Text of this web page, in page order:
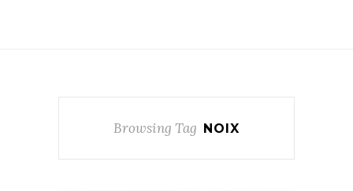
Browsing Tag NOIX